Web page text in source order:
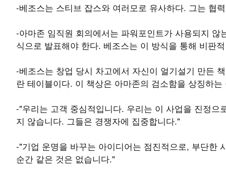
-베조스는 스티브 잡스와 여러모로 유사하다. 그는 협
-아마존 임직원 회의에서는 파워포인트가 사용되지
식으로 발표해야 한다. 베조스는 이 방식을 통해 비판
-베조스는 창업 당시 차고에서 자신이 얼기설기 만든
란 테이블이다. 이 책상은 아마존의 검소함을 상징하
-"우리는 고객 중심적입니다. 우리는 이 사업을 진정
지 않습니다. 그들은 경쟁자에 집중합니다."
-"기업 운명을 바꾸는 아이디어는 점진적으로, 부단한
순간 같은 것은 없습니다."